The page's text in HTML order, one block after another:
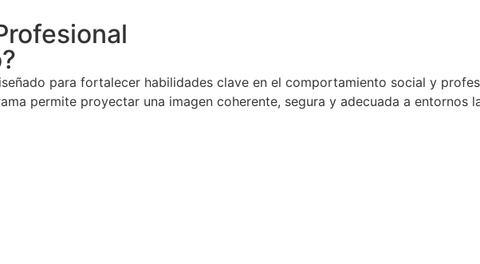
para fortalecer habilidades clave en el comportamiento social y
permite proyectar una imagen coherente, segura y adecuada a entornos